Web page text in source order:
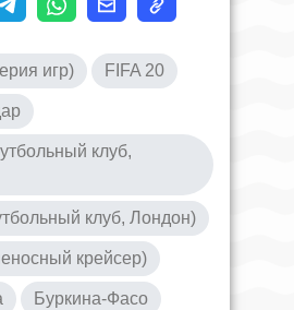
игр) FIFA 20
клуб,
клуб, Лондон)
крейсер)
Буркина-Фасо